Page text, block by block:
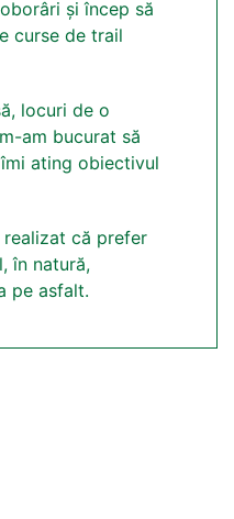
și încep să
curse de trail
locuri de o
am bucurat să
ating obiectivul
realizat că prefer
în natură,
pe asfalt.